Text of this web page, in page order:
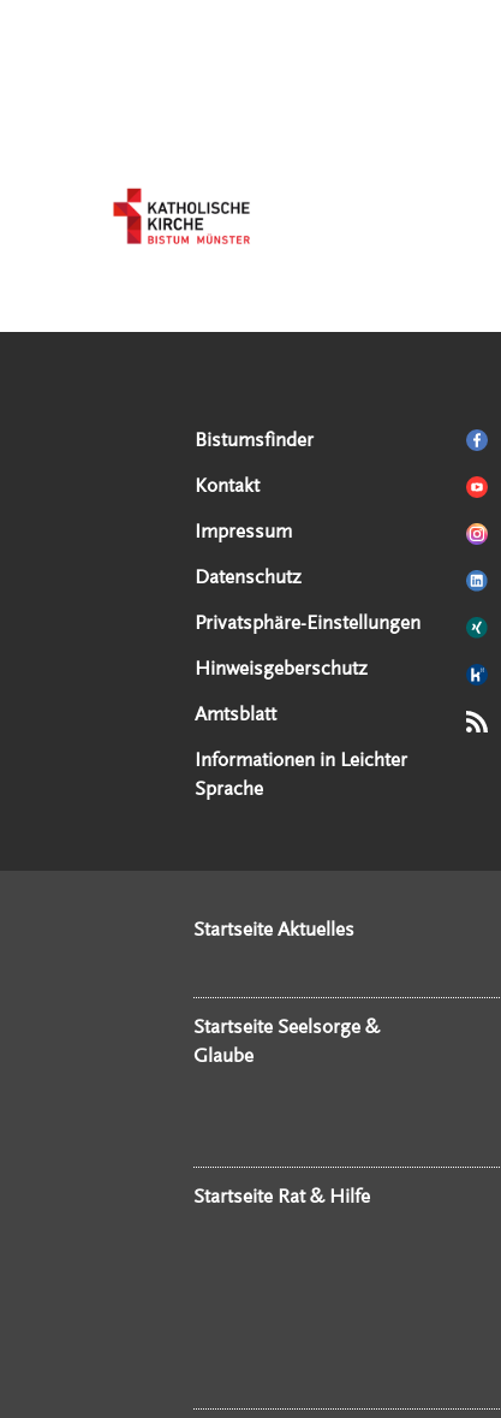
Serviceangebote
Bistumsfinder
Kontakt
Impressum
Datenschutz
Privatsphäre-Einstellungen
Hinweisgeberschutz
Amtsblatt
Informationen in Leichter
Sprache
Social Media Angebote
Externe Links
Startseite Aktuelles
Startseite Seelsorge &
Glaube
Startseite Rat & Hilfe